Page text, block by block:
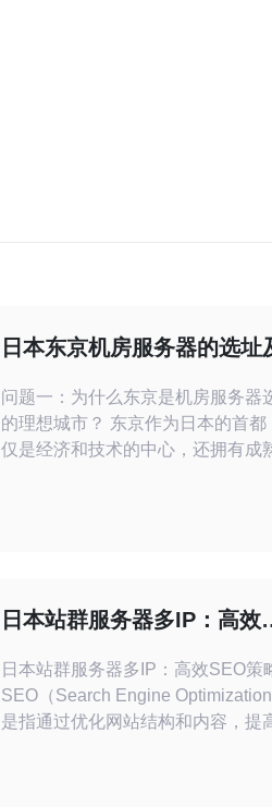
日本东京机房服务器的选址
问题一：为什么东京是机房服务器
的理想城市？ 东京作为日本的首都
仅是经济和技术的中心，还拥有成
地区的用户提供低延迟的服务，从
升用户体验。 问题二：在选址过程
日本站群服务器多IP：高效
日本站群服务器多IP：高效SEO策
SEO（Search Engine Optimization
是指通过优化网站结构和内容，提